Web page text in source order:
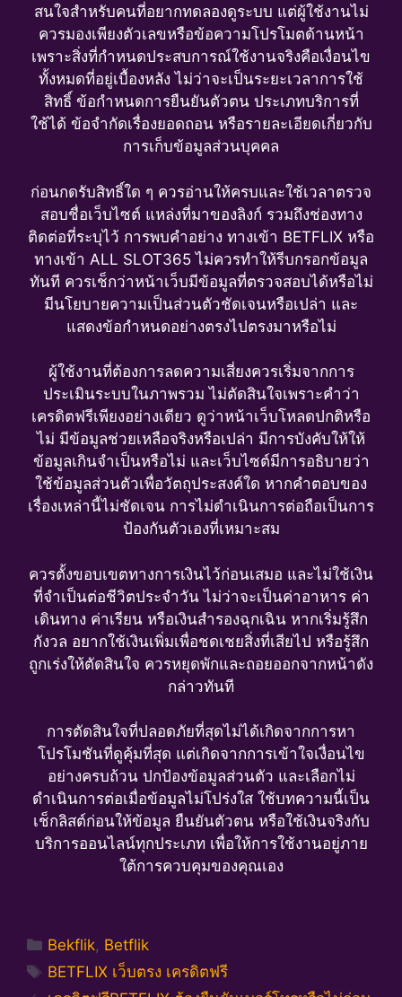
สนใจสำหรับคนที่อยากทดลองดูระบบ แต่ผู้ใช้งานไม่
ควรมองเพียงตัวเลขหรือข้อความโปรโมตด้านหน้า
เพราะสิ่งที่กำหนดประสบการณ์ใช้งานจริงคือเงื่อนไข
ทั้งหมดที่อยู่เบื้องหลัง ไม่ว่าจะเป็นระยะเวลาการใช้
สิทธิ์ ข้อกำหนดการยืนยันตัวตน ประเภทบริการที่
ใช้ได้ ข้อจำกัดเรื่องยอดถอน หรือรายละเอียดเกี่ยวกับ
การเก็บข้อมูลส่วนบุคคล
ก่อนกดรับสิทธิ์ใด ๆ ควรอ่านให้ครบและใช้เวลาตรวจ
สอบชื่อเว็บไซต์ แหล่งที่มาของลิงก์ รวมถึงช่องทาง
ติดต่อที่ระบุไว้ การพบคำอย่าง ทางเข้า BETFLIX หรือ
ทางเข้า ALL SLOT365 ไม่ควรทำให้รีบกรอกข้อมูล
ทันที ควรเช็กว่าหน้าเว็บมีข้อมูลที่ตรวจสอบได้หรือไม่
มีนโยบายความเป็นส่วนตัวชัดเจนหรือเปล่า และ
แสดงข้อกำหนดอย่างตรงไปตรงมาหรือไม่
ผู้ใช้งานที่ต้องการลดความเสี่ยงควรเริ่มจากการ
ประเมินระบบในภาพรวม ไม่ตัดสินใจเพราะคำว่า
เครดิตฟรีเพียงอย่างเดียว ดูว่าหน้าเว็บโหลดปกติหรือ
ไม่ มีข้อมูลช่วยเหลือจริงหรือเปล่า มีการบังคับให้ให้
ข้อมูลเกินจำเป็นหรือไม่ และเว็บไซต์มีการอธิบายว่า
ใช้ข้อมูลส่วนตัวเพื่อวัตถุประสงค์ใด หากคำตอบของ
เรื่องเหล่านี้ไม่ชัดเจน การไม่ดำเนินการต่อถือเป็นการ
ป้องกันตัวเองที่เหมาะสม
ควรตั้งขอบเขตทางการเงินไว้ก่อนเสมอ และไม่ใช้เงิน
ที่จำเป็นต่อชีวิตประจำวัน ไม่ว่าจะเป็นค่าอาหาร ค่า
เดินทาง ค่าเรียน หรือเงินสำรองฉุกเฉิน หากเริ่มรู้สึก
กังวล อยากใช้เงินเพิ่มเพื่อชดเชยสิ่งที่เสียไป หรือรู้สึก
ถูกเร่งให้ตัดสินใจ ควรหยุดพักและถอยออกจากหน้าดัง
กล่าวทันที
การตัดสินใจที่ปลอดภัยที่สุดไม่ได้เกิดจากการหา
โปรโมชันที่ดูคุ้มที่สุด แต่เกิดจากการเข้าใจเงื่อนไข
อย่างครบถ้วน ปกป้องข้อมูลส่วนตัว และเลือกไม่
ดำเนินการต่อเมื่อข้อมูลไม่โปร่งใส ใช้บทความนี้เป็น
เช็กลิสต์ก่อนให้ข้อมูล ยืนยันตัวตน หรือใช้เงินจริงกับ
บริการออนไลน์ทุกประเภท เพื่อให้การใช้งานอยู่ภาย
ใต้การควบคุมของคุณเอง
Categories
Bekflik, Betflik
Tags
BETFLIX เว็บตรง เครดิตฟรี